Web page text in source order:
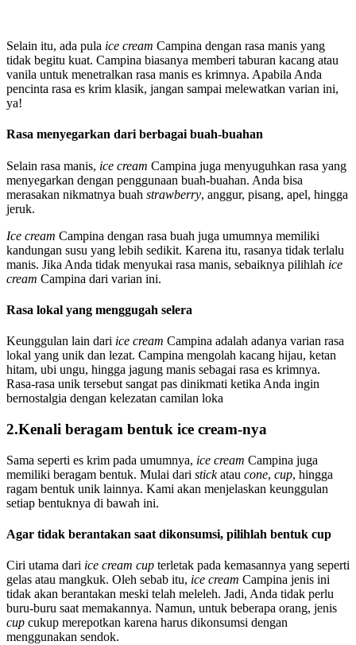
Selain itu, ada pula ice cream Campina dengan rasa manis yang
tidak begitu kuat. Campina biasanya memberi taburan kacang atau
vanila untuk menetralkan rasa manis es krimnya. Apabila Anda
pencinta rasa es krim klasik, jangan sampai melewatkan varian ini,
ya!
Rasa menyegarkan dari berbagai buah-buahan
Selain rasa manis, ice cream Campina juga menyuguhkan rasa yang
menyegarkan dengan penggunaan buah-buahan. Anda bisa
merasakan nikmatnya buah strawberry, anggur, pisang, apel, hingga
jeruk.
Ice cream Campina dengan rasa buah juga umumnya memiliki
kandungan susu yang lebih sedikit. Karena itu, rasanya tidak terlalu
manis. Jika Anda tidak menyukai rasa manis, sebaiknya pilihlah ice
cream Campina dari varian ini.
Rasa lokal yang menggugah selera
Keunggulan lain dari ice cream Campina adalah adanya varian rasa
lokal yang unik dan lezat. Campina mengolah kacang hijau, ketan
hitam, ubi ungu, hingga jagung manis sebagai rasa es krimnya.
Rasa-rasa unik tersebut sangat pas dinikmati ketika Anda ingin
bernostalgia dengan kelezatan camilan loka
2.Kenali beragam bentuk ice cream-nya
Sama seperti es krim pada umumnya, ice cream Campina juga
memiliki beragam bentuk. Mulai dari stickatau cone, cup, hingga
ragam bentuk unik lainnya. Kami akan menjelaskan keunggulan
setiap bentuknya di bawah ini.
Agar tidak berantakan saat dikonsumsi, pilihlah bentuk cup
Ciri utama dari ice cream cup terletak pada kemasannya yang seperti
gelas atau mangkuk. Oleh sebab itu, ice cream Campina jenis ini
tidak akan berantakan meski telah meleleh. Jadi, Anda tidak perlu
buru-buru saat memakannya. Namun, untuk beberapa orang, jenis
cup cukup merepotkan karena harus dikonsumsi dengan
menggunakan sendok.